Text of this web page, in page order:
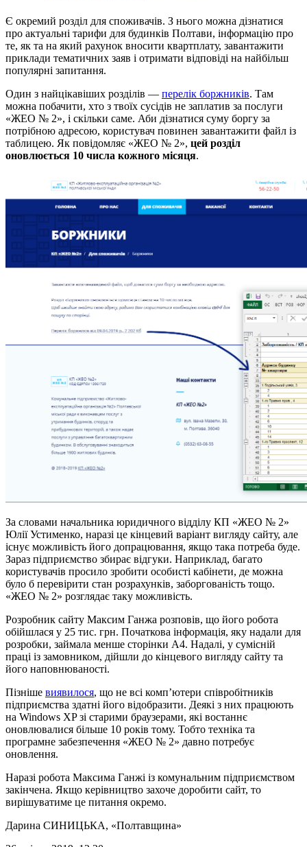
Є окремий розділ для споживачів. З нього можна дізнатися
про актуальні тарифи для будинків Полтави, інформацію про
те, як та на який рахунок вносити квартплату, завантажити
приклади тематичних заяв і отримати відповіді на найбільш
популярні запитання.
Один з найцікавіших розділів — перелік боржників. Там
можна побачити, хто з твоїх сусідів не заплатив за послуги
«ЖЕО № 2», і скільки саме. Аби дізнатися суму боргу за
потрібною адресою, користувач повинен завантажити файл із
таблицею. Як повідомляє «ЖЕО № 2», цей розділ
оновлюється 10 числа кожного місяця.
За словами начальника юридичного відділу КП «ЖЕО № 2»
Юлії Устименко, наразі це кінцевий варіант вигляду сайту, але
існує можливість його допрацювання, якщо така потреба буде.
Зараз підприємство збирає відгуки. Наприклад, багато
користувачів просило зробити особисті кабінети, де можна
було б перевірити стан розрахунків, заборгованість тощо.
«ЖЕО № 2» розглядає таку можливість.
Розробник сайту Максим Ганжа розповів, що його робота
обійшлася у 25 тис. грн. Початкова інформація, яку надали для
розробки, займала менше сторінки А4. Надалі, у сумісній
праці із замовником, дійшли до кінцевого вигляду сайту та
його наповнюваності.
Пізніше виявилося, що не всі комп’ютери співробітників
підприємства здатні його відобразити. Деякі з них працюють
на Windows XP зі старими браузерами, які востаннє
оновлювалися більше 10 років тому. Тобто техніка та
програмне забезпечення «ЖЕО № 2» давно потребує
оновлення.
Наразі робота Максима Ганжі із комунальним підприємством
закінчена. Якщо керівництво захоче доробити сайт, то
вирішуватиме це питання окремо.
Дарина СИНИЦЬКА, «Полтавщина»